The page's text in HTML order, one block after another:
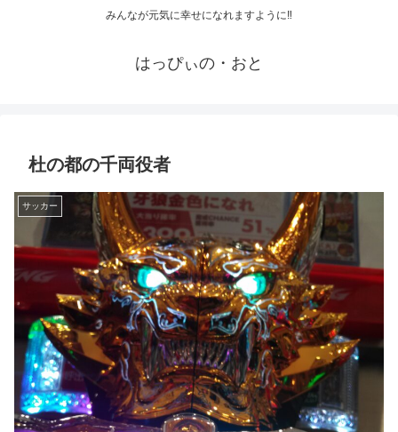
みんなが元気に幸せになれますように‼
はっぴぃの・おと
杜の都の千両役者
サッカー